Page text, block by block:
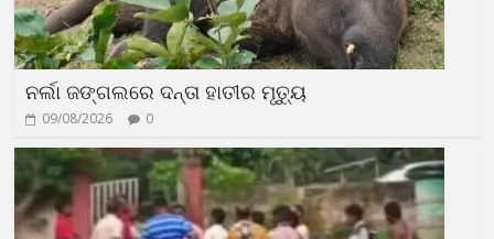
ନର୍ଲା ଜଙ୍ଗଲରେ ଦନ୍ତା ହାତୀର ମୃତ୍ୟୁ
09/08/2026 0